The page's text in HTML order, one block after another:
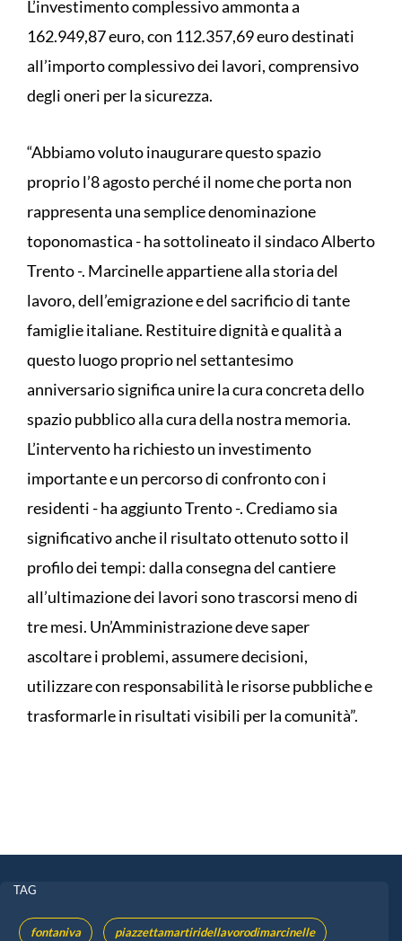
L’investimento complessivo ammonta a
162.949,87 euro, con 112.357,69 euro destinati
all’importo complessivo dei lavori, comprensivo
degli oneri per la sicurezza.
“Abbiamo voluto inaugurare questo spazio
proprio l’8 agosto perché il nome che porta non
rappresenta una semplice denominazione
toponomastica - ha sottolineato il sindaco Alberto
Trento -. Marcinelle appartiene alla storia del
lavoro, dell’emigrazione e del sacrificio di tante
famiglie italiane. Restituire dignità e qualità a
questo luogo proprio nel settantesimo
anniversario significa unire la cura concreta dello
spazio pubblico alla cura della nostra memoria.
L’intervento ha richiesto un investimento
importante e un percorso di confronto con i
residenti - ha aggiunto Trento -. Crediamo sia
significativo anche il risultato ottenuto sotto il
profilo dei tempi: dalla consegna del cantiere
all’ultimazione dei lavori sono trascorsi meno di
tre mesi. Un’Amministrazione deve saper
ascoltare i problemi, assumere decisioni,
utilizzare con responsabilità le risorse pubbliche e
trasformarle in risultati visibili per la comunità”.
TAG
fontaniva piazzettamartiridellavorodimarcinelle